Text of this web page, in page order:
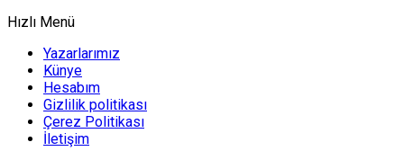
Hızlı Menü
Yazarlarımız
Künye
Hesabım
Gizlilik politikası
Çerez Politikası
İletişim